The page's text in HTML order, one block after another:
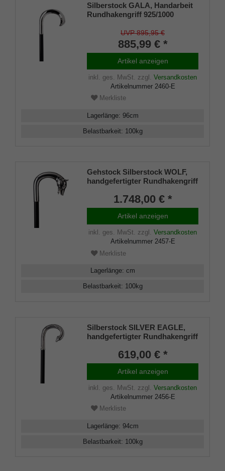
Silberstock GALA, Handarbeit
Rundhakengriff 925/1000
Ebenholz, Manufakturarbeit
UVP 895,95 €
885,99 € *
Artikel anzeigen
inkl. ges. MwSt. zzgl. Versandkosten
Artikelnummer 2460-E
Merkliste
Lagerlänge: 96cm
Belastbarkeit: 100kg
Gehstock Silberstock WOLF,
handgefertigter Rundhakengriff
Silber mit einem fein
herausgearbeitetem Wolfskopf,
aufgesetzt auf einen Stock aus
edlem Makassar Ebenholz,
inklusiv Schlankpuffer.
1.748,00 € *
Artikel anzeigen
inkl. ges. MwSt. zzgl. Versandkosten
Artikelnummer 2457-E
Merkliste
Lagerlänge: cm
Belastbarkeit: 100kg
Silberstock SILVER EAGLE,
handgefertigter Rundhakengriff
Makassar Ebenholz,
Manufakturarbeit
619,00 € *
Artikel anzeigen
inkl. ges. MwSt. zzgl. Versandkosten
Artikelnummer 2456-E
Merkliste
Lagerlänge: 94cm
Belastbarkeit: 100kg